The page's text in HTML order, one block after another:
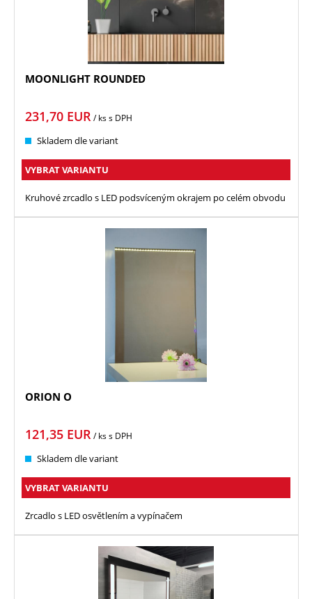
MOONLIGHT ROUNDED
231,70 EUR / kss DPH
Skladem dle variant
VYBRAT VARIANTU
Kruhové zrcadlo s LED podsvíceným okrajem po celém obvodu
ORION O
121,35 EUR/ kss DPH
Skladem dle variant
VYBRAT VARIANTU
Zrcadlo s LED osvětlením a vypínačem